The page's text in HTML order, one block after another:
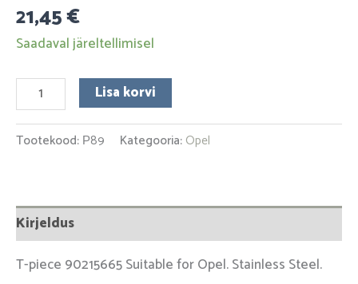
21,45€
Saadaval järeltellimisel
Lisa korvi
Tootekood: Р89 Kategooria: Opel
Kirjeldus
T-piece 90215665 Suitable for Opel. Stainless Steel.